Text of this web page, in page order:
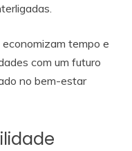
tempo e
com um futuro
no bem-estar